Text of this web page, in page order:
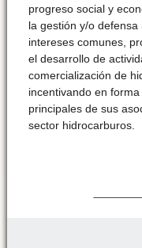
progreso social y
la gestión y/o
intereses comunes,
el desarrollo de
comercialización de
incentivando en
principales de sus
sector hidrocarburos.